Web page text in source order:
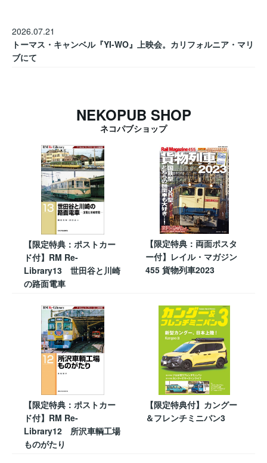
2026.07.21
トーマス・キャンベル『YI-WO』上映会。カリフォルニア・マリ
ブにて
NEKOPUB SHOP
ネコパブショップ
【限定特典：ポストカー
ド付】RM Re-
Library13 世田谷と川崎
の路面電車
【限定特典：両面ポスタ
ー付】レイル・マガジン
455 貨物列車2023
【限定特典：ポストカー
ド付】RM Re-
Library12 所沢車輌工場
ものがたり
【限定特典付】カングー
＆フレンチミニバン3